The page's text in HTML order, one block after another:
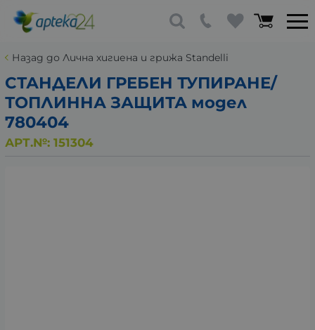
Назад до Лична хигиена и грижа Standelli
СТАНДЕЛИ ГРЕБЕН ТУПИРАНЕ/
ТОПЛИННА ЗАЩИТА модел
780404
АРТ.№: 151304